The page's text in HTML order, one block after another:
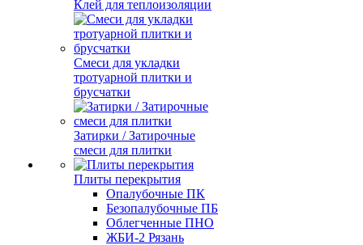
Клей для теплоизоляции
Смеси для укладки
тротуарной плитки и
брусчатки
Затирки / Затирочные
смеси для плитки
Плиты перекрытия
Опалубочные ПК
Безопалубочные ПБ
Облегченные ПНО
ЖБИ-2 Рязань